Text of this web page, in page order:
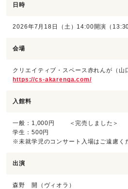
日時
2026年7月18日（土）14:00開演（13:30
会場
クリエイティブ・スペース赤れんが （
https://cs-akarenga.com/
入館料
一般：1,000円 ＜完売しました
学生：500円
※未就学児のコンサート入場はご遠慮く
出演
森野 開（ヴィオラ）